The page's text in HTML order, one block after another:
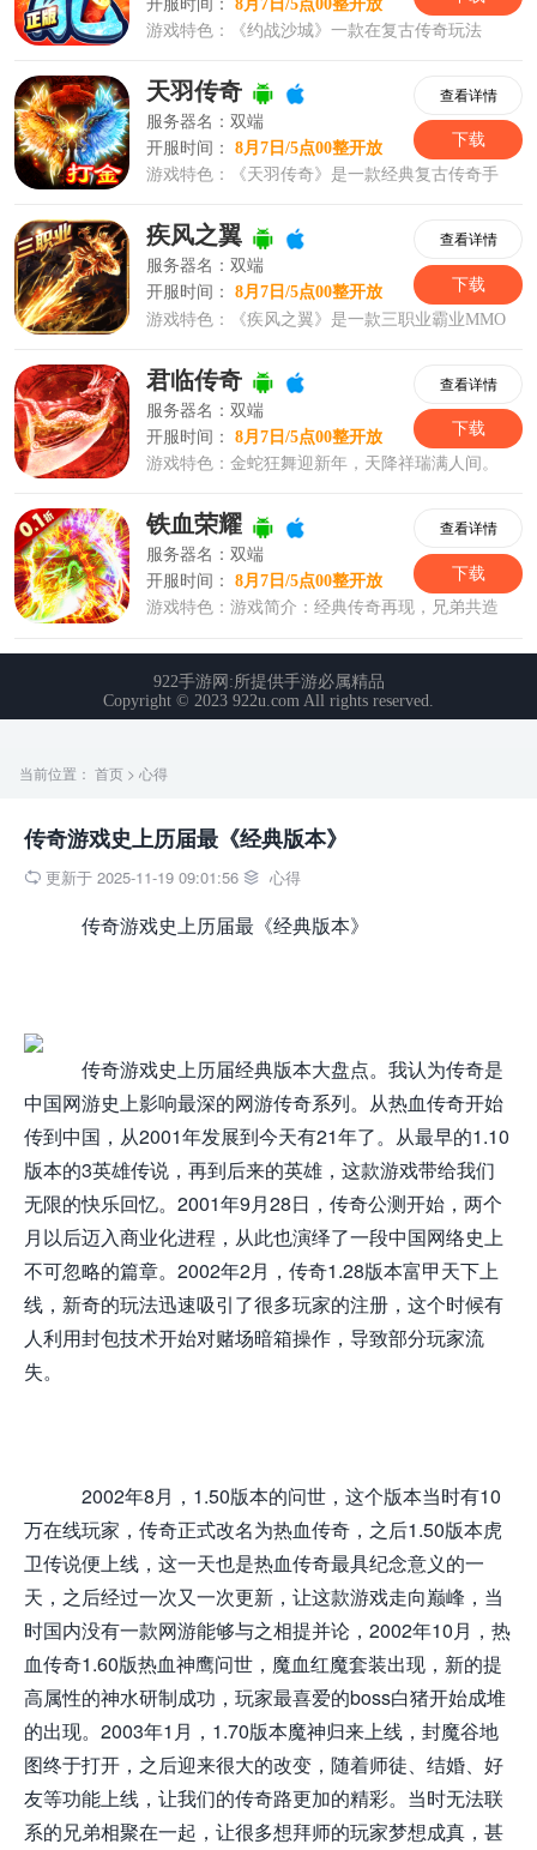
当前位置： 首页 > 心得
传奇游戏史上历届最《经典版本》
 更新于 2025-11-19 09:01:56  心得
传奇游戏史上历届最《经典版本》
传奇游戏史上历届经典版本大盘点。我认为传奇是
中国网游史上影响最深的网游传奇系列。从热血传奇开始
传到中国，从2001年发展到今天有21年了。从最早的1.10
版本的3英雄传说，再到后来的英雄，这款游戏带给我们
无限的快乐回忆。2001年9月28日，传奇公测开始，两个
月以后迈入商业化进程，从此也演绎了一段中国网络史上
不可忽略的篇章。2002年2月，传奇1.28版本富甲天下上
线，新奇的玩法迅速吸引了很多玩家的注册，这个时候有
人利用封包技术开始对赌场暗箱操作，导致部分玩家流
失。
2002年8月，1.50版本的问世，这个版本当时有10
万在线玩家，传奇正式改名为热血传奇，之后1.50版本虎
卫传说便上线，这一天也是热血传奇最具纪念意义的一
天，之后经过一次又一次更新，让这款游戏走向巅峰，当
时国内没有一款网游能够与之相提并论，2002年10月，热
血传奇1.60版热血神鹰问世，魔血红魔套装出现，新的提
高属性的神水研制成功，玩家最喜爱的boss白猪开始成堆
的出现。2003年1月，1.70版本魔神归来上线，封魔谷地
图终于打开，之后迎来很大的改变，随着师徒、结婚、好
友等功能上线，让我们的传奇路更加的精彩。当时无法联
系的兄弟相聚在一起，让很多想拜师的玩家梦想成真，甚